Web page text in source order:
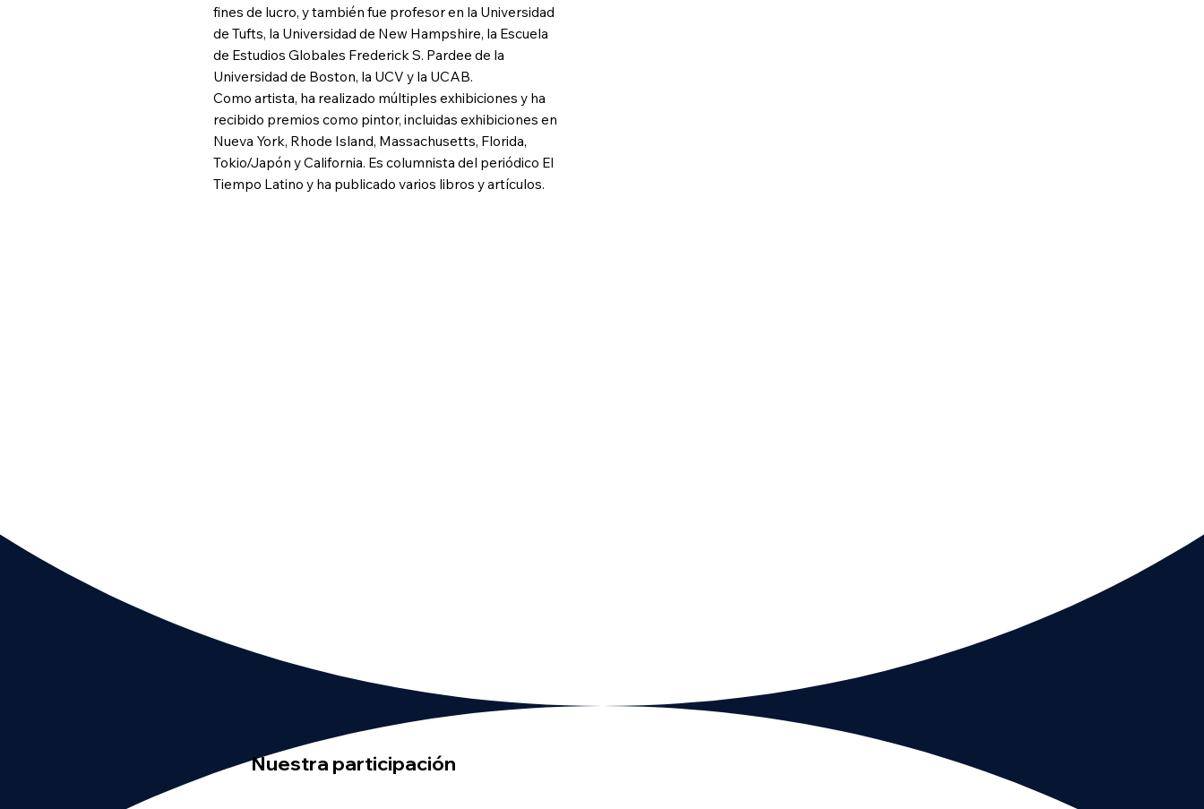
fines de lucro, y también fue profesor en la Universidad
de Tufts, la Universidad de New Hampshire, la Escuela
de Estudios Globales Frederick S. Pardee de la
Universidad de Boston, la UCV y la UCAB.
Como artista, ha realizado múltiples exhibiciones y ha
recibido premios como pintor, incluidas exhibiciones en
Nueva York, Rhode Island, Massachusetts, Florida,
Tokio/Japón y California. Es columnista del periódico El
Tiempo Latino y ha publicado varios libros y artículos.
Nuestra participación